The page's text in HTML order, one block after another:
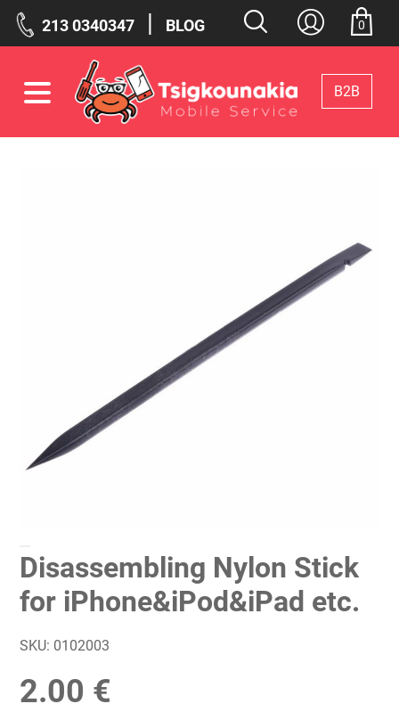
213 0340347 | BLOG
Β2Β
0
Disassembling Nylon Stick
for iPhone&iPod&iPad etc.
SKU: 0102003
2.00 €